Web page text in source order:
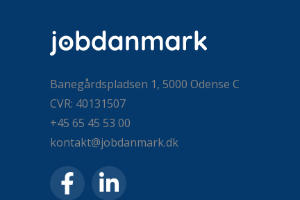
Banegårdspladsen 1, 5000 Odense C
CVR: 40131507
+45 65 45 53 00
kontakt@jobdanmark.dk